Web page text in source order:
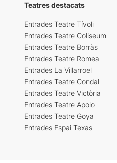
Teatres destacats
Entrades Teatre Tívoli
Entrades Teatre Coliseum
Entrades Teatre Borràs
Entrades Teatre Romea
Entrades La Villarroel
Entrades Teatre Condal
Entrades Teatre Victòria
Entrades Teatre Apolo
Entrades Teatre Goya
Entrades Espai Texas